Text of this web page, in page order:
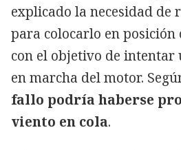
explicado la necesidad de
para colocarlo en posición
con el objetivo de intentar
en marcha del motor.
fallo podría haberse
viento en cola.